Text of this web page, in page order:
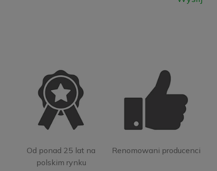
Od ponad 25 lat na
polskim rynku
Renomowani producenci